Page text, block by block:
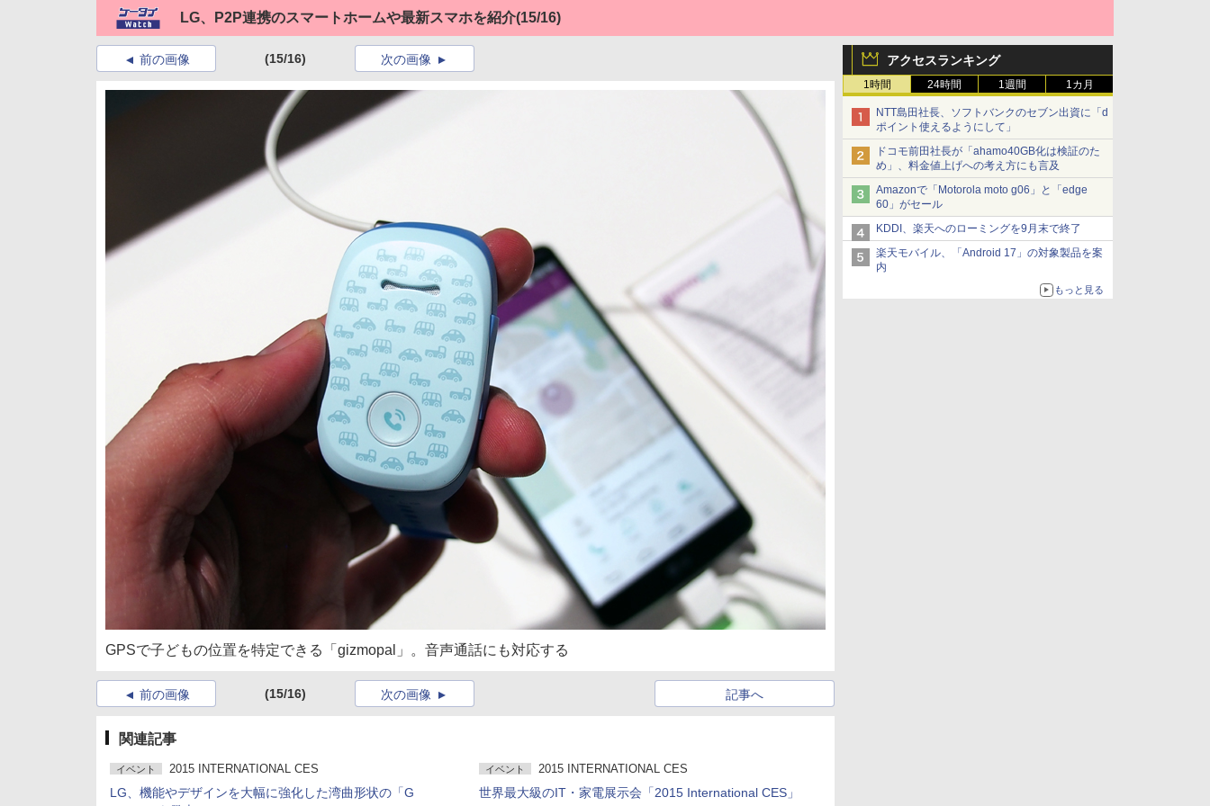
LG、P2P連携のスマートホームや最新スマホを紹介(15/16)
アクセスランキング
1時間 24時間 1週間 1カ月
NTT島田社長、ソフトバンクのセブン出資に「d
ポイント使えるようにして」
ドコモ前田社長が「ahamo40GB化は検証のた
め」、料金値上げへの考え方にも言及
Amazonで「Motorola moto g06」と「edge
60」がセール
KDDI、楽天へのローミングを9月末で終了
楽天モバイル、「Android 17」の対象製品を案
内
もっと見る
前の画像 (15/16) 次の画像
GPSで子どもの位置を特定できる「gizmopal」。音声通話にも対応する
前の画像 (15/16) 記事へ
次の画像
関連記事
イベント 2015 INTERNATIONAL CES
LG、機能やデザインを大幅に強化した湾曲形状の「G
イベント 2015 INTERNATIONAL CES
世界最大級のIT・家電展示会「2015 International CES」